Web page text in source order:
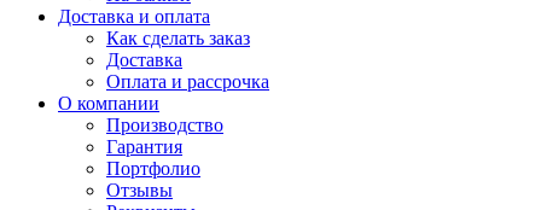
Доставка и оплата
Как сделать заказ
Доставка
Оплата и рассрочка
О компании
Производство
Гарантия
Портфолио
Отзывы